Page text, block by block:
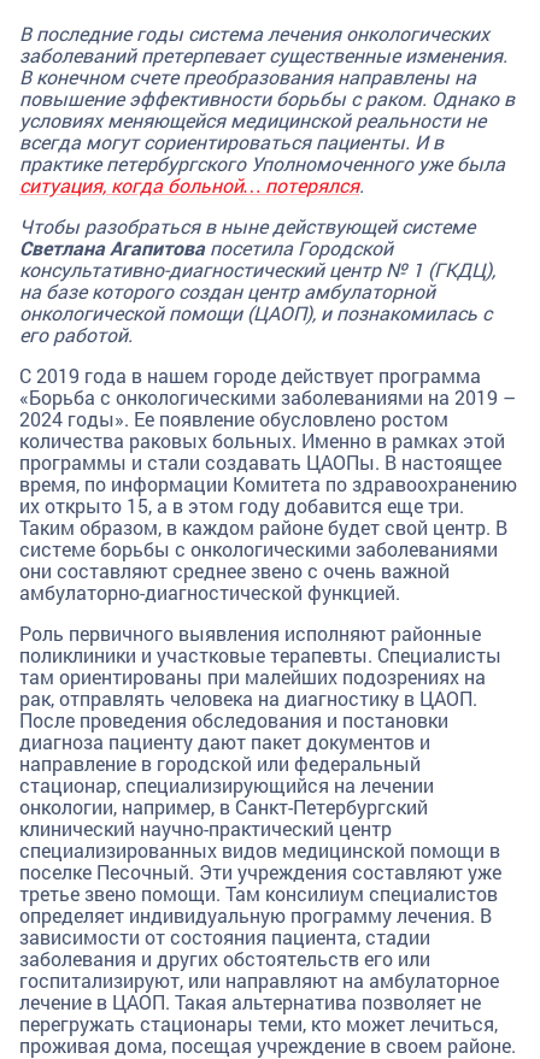
В последние годы система лечения онкологических
заболеваний претерпевает существенные изменения.
В конечном счете преобразования направлены на
повышение эффективности борьбы с раком. Однако в
условиях меняющейся медицинской реальности не
всегда могут сориентироваться пациенты. И в
практике петербургского Уполномоченного уже была
ситуация, когда больной… потерялся.
Чтобы разобраться в ныне действующей системе
Светлана Агапитовапосетила Городской
консультативно-диагностический центр № 1 (ГКДЦ),
на базе которого создан центр амбулаторной
онкологической помощи (ЦАОП), и познакомилась с
его работой.
С 2019 года в нашем городе действует программа
«Борьба с онкологическими заболеваниями на 2019 –
2024 годы». Ее появление обусловлено ростом
количества раковых больных. Именно в рамках этой
программы и стали создавать ЦАОПы. В настоящее
время, по информации Комитета по здравоохранению
их открыто 15, а в этом году добавится еще три.
Таким образом, в каждом районе будет свой центр. В
системе борьбы с онкологическими заболеваниями
они составляют среднее звено с очень важной
амбулаторно-диагностической функцией.
Роль первичного выявления исполняют районные
поликлиники и участковые терапевты. Специалисты
там ориентированы при малейших подозрениях на
рак, отправлять человека на диагностику в ЦАОП.
После проведения обследования и постановки
диагноза пациенту дают пакет документов и
направление в городской или федеральный
стационар, специализирующийся на лечении
онкологии, например, в Санкт-Петербургский
клинический научно-практический центр
специализированных видов медицинской помощи в
поселке Песочный. Эти учреждения составляют уже
третье звено помощи. Там консилиум специалистов
определяет индивидуальную программу лечения. В
зависимости от состояния пациента, стадии
заболевания и других обстоятельств его или
госпитализируют, или направляют на амбулаторное
лечение в ЦАОП. Такая альтернатива позволяет не
перегружать стационары теми, кто может лечиться,
проживая дома, посещая учреждение в своем районе.